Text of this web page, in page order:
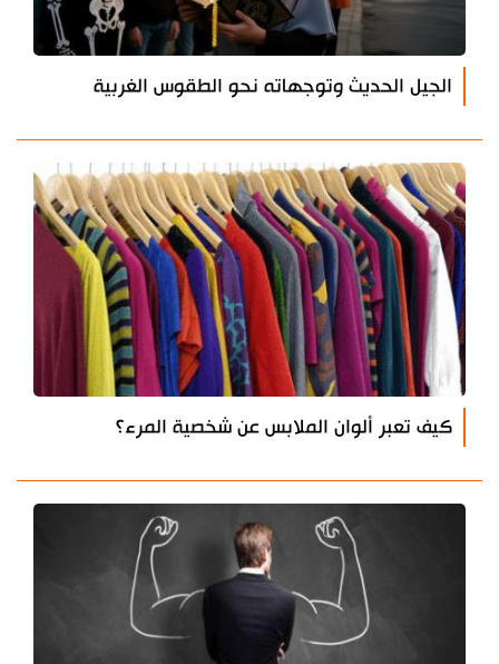
الجيل الحديث وتوجهاته نحو الطقوس الغربية
كيف تعبر ألوان الملابس عن شخصية المرء؟